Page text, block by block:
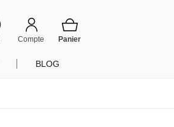
Compte
BLOG